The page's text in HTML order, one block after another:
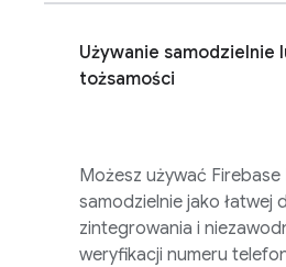
Używanie samodzielnie
tożsamości
Możesz używać Firebase
samodzielnie jako łatwej
zintegrowania i
weryfikacji numeru